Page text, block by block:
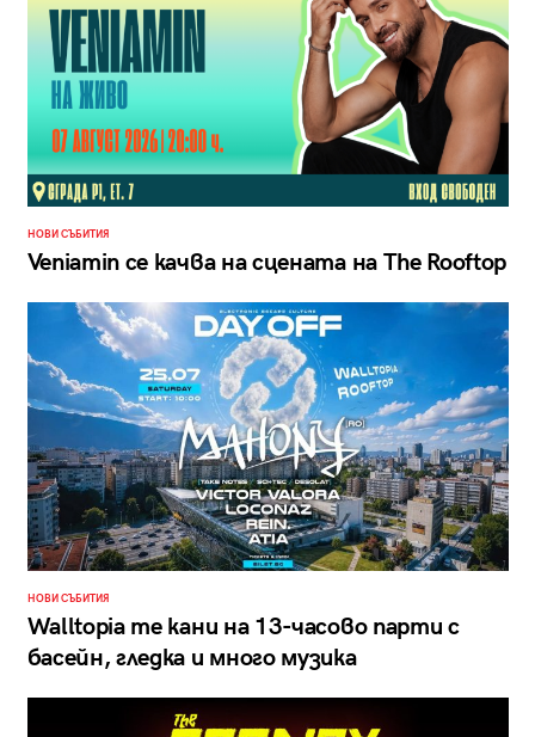
НОВИ СЪБИТИЯ
Veniamin се качва на сцената на The Rooftop
НОВИ СЪБИТИЯ
Walltopia те кани на 13-часово парти с
басейн, гледка и много музика